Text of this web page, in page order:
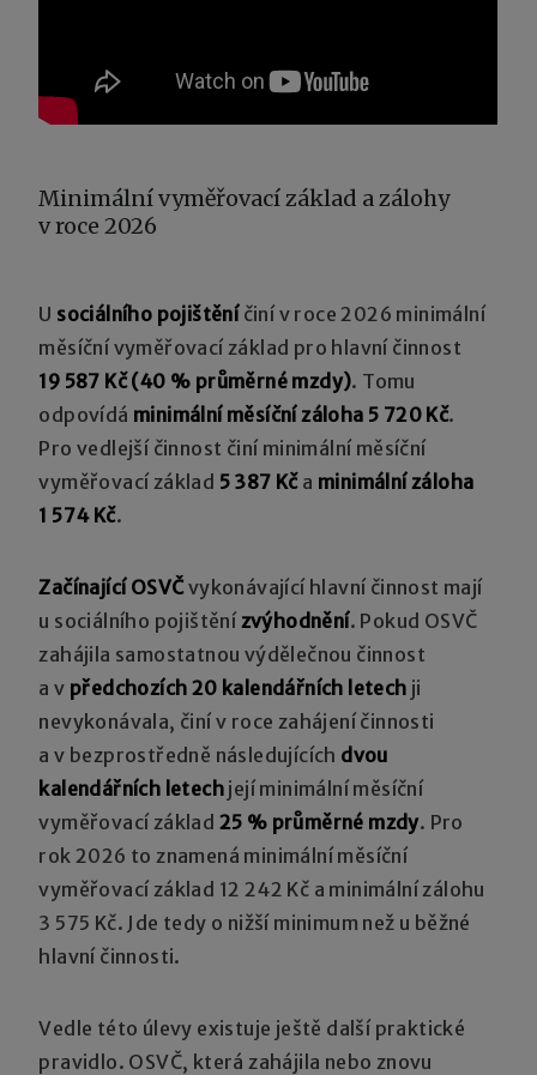
Minimální vyměřovací základ a zálohy
v roce 2026
U sociálního pojištěníčiní v roce 2026 minimální
měsíční vyměřovací základ pro hlavní činnost
19 587 Kč (40 % průměrné mzdy). Tomu
odpovídá minimální měsíční záloha 5­ 720 Kč.
Pro vedlejší činnost činí minimální měsíční
vyměřovací základ 5 387 Kča minimální záloha
1 574 Kč.
Začínající OSVČvykonávající hlavní činnost mají
u sociálního pojištění zvýhodnění. Pokud OSVČ
zahájila samostatnou výdělečnou činnost
a v předchozích 20 kalendářních letech ji
nevykonávala, činí v roce zahájení činnosti
a v bezprostředně následujících dvou
kalendářních letech její minimální měsíční
vyměřovací základ 25 % průměrné mzdy. Pro
rok 2026 to znamená minimální měsíční
vyměřovací základ 12 242 Kč a minimální zálohu
3 575 Kč. Jde tedy o nižší minimum než u běžné
hlavní činnosti.
Vedle této úlevy existuje ještě další praktické
pravidlo. OSVČ, která zahájila nebo znovu